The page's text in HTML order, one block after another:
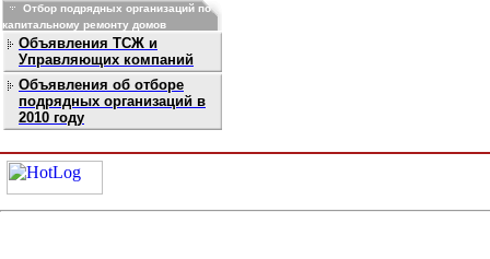
Отбор подрядных организаций по
капитальному ремонту домов
Объявления ТСЖ и
Управляющих компаний
Объявления об отборе
подрядных организаций в
2010 году